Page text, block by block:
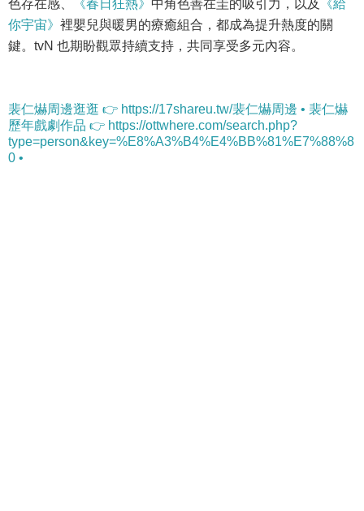
色存在感、 《春日狂熱》 中角色善在圭的吸引力，以及
《給
你宇宙》 裡嬰兒與暖男的療癒組合，都成為提升熱度的關
鍵。tvN 也期盼觀眾持續支持，共同享受多元內容。
裴仁爀周邊逛逛 👉 https://17shareu.tw/裴仁爀周邊 • 裴仁爀
歷年戲劇作品 👉 https://ottwhere.com/search.php?
type=person&key=%E8%A3%B4%E4%BB%81%E7%88%8
0 •